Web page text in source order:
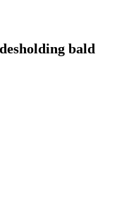
bald